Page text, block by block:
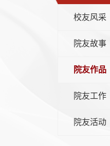
校友风采
院友故事
院友作品
院友工作
院友活动